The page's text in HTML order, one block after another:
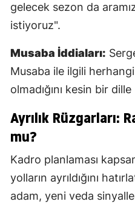
gelecek sezon da
istiyoruz".
Musaba İddiaları:
Musaba ile ilgili
olmadığını kesin bir
Ayrılık Rüzgarları:
mu?
Kadro planlaması
yolların ayrıldığını
adam, yeni veda